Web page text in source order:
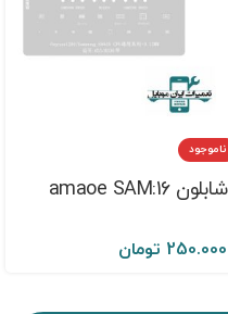
ناموجود
شابلون amaoe SAM:16
250.000 تومان